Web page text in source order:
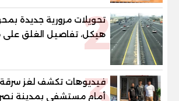
2
تحويلات مرورية جديدة
هيكل، تفاصيل الغلق على
فيديوهات تكشف لغز سرقة
أمام مستشفى بمدينة نصر